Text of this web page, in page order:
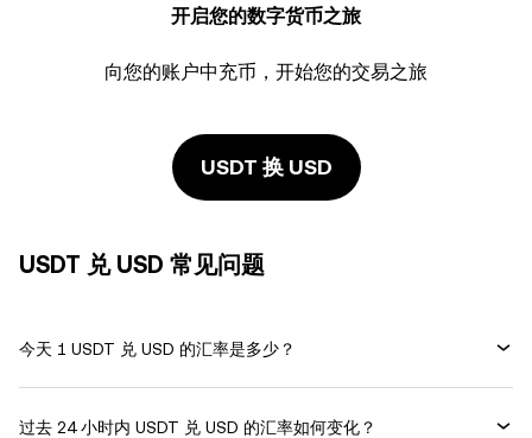
开启您的数字货币之旅
向您的账户中充币，开始您的交易之旅
USDT 换 USD
USDT 兑 USD 常见问题
今天 1 USDT 兑 USD 的汇率是多少？
过去 24 小时内 USDT 兑 USD 的汇率如何变化？